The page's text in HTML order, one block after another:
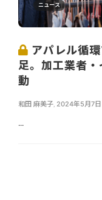
ニュース
アパレル循
足。加工業者
動
和田 麻美子 2024年5月7日
...